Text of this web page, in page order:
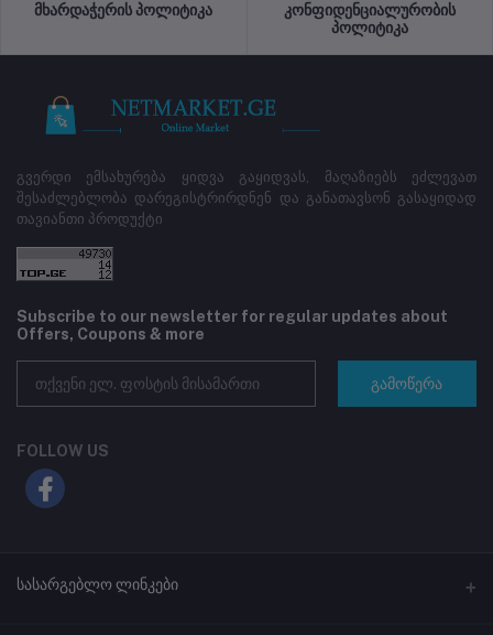
მხარდაჭერის პოლიტიკა
კონფიდენციალურობის
პოლიტიკა
გვერდი ემსახურება ყიდვა გაყიდვას, მაღაზიებს ეძლევათ
შესაძლებლობა დარეგისტრირდნენ და განათავსონ გასაყიდად
თავიანთი პროდუქტი
Subscribe to our newsletter for regular updates about
Offers, Coupons & more
გამოწერა
FOLLOW US
სასარგებლო ლინკები